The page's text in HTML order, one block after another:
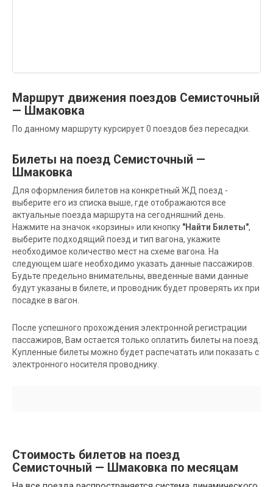
Маршрут движения поездов Семисточный
— Шмаковка
По данному маршруту курсирует 0 поездов без пересадки.
Билеты на поезд Семисточный —
Шмаковка
Для оформления билетов на конкретный ЖД поезд -
выберите его из списка выше, где отображаются все
актуальные поезда маршрута на сегодняшний день.
Нажмите на значок «корзины» или кнопку "Найти Билеты",
выберите подходящий поезд и тип вагона, укажите
необходимое количество мест на схеме вагона. На
следующем шаге необходимо указать данные пассажиров.
Будьте предельно внимательны, введенные вами данные
будут указаны в билете, и проводник будет проверять их при
посадке в вагон.
После успешного прохождения электронной регистрации
пассажиров, Вам остается только оплатить билеты на поезд.
Купленные билеты можно будет распечатать или показать с
электронного носителя проводнику.
Стоимость билетов на поезд
Семисточный — Шмаковка по месяцам